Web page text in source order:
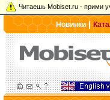
Читаешь Mobiset.ru - прими
Новинки|